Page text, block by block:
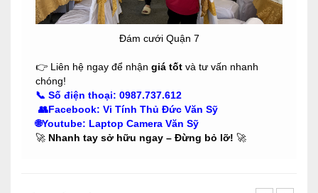
Đám cưới Quận 7
👉 Liên hệ ngay để nhận giá tốt và tư vấn nhanh
chóng!
📞 Số điện thoại: 0987.737.612
👥Facebook: Vi Tính Thủ Đức Văn Sỹ
🌐Youtube: Laptop Camera Văn Sỹ
🚀 Nhanh tay sở hữu ngay – Đừng bỏ lỡ! 🚀